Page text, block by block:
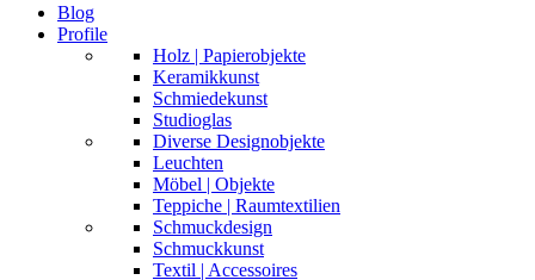
Blog
Profile
Holz | Papierobjekte
Keramikkunst
Schmiedekunst
Studioglas
Diverse Designobjekte
Leuchten
Möbel | Objekte
Teppiche | Raumtextilien
Schmuckdesign
Schmuckkunst
Textil | Accessoires